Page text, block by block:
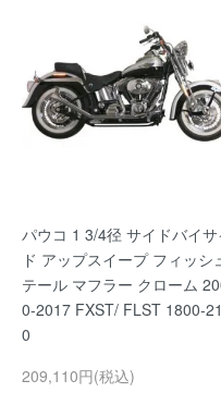
パウコ 1 3/4径 サイドバイサ
ド アップスイープ フィッシ
テール マフラー クローム
0-2017 FXST/ FLST 1800-
0
209,110円(税込)